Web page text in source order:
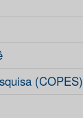
(COPES)